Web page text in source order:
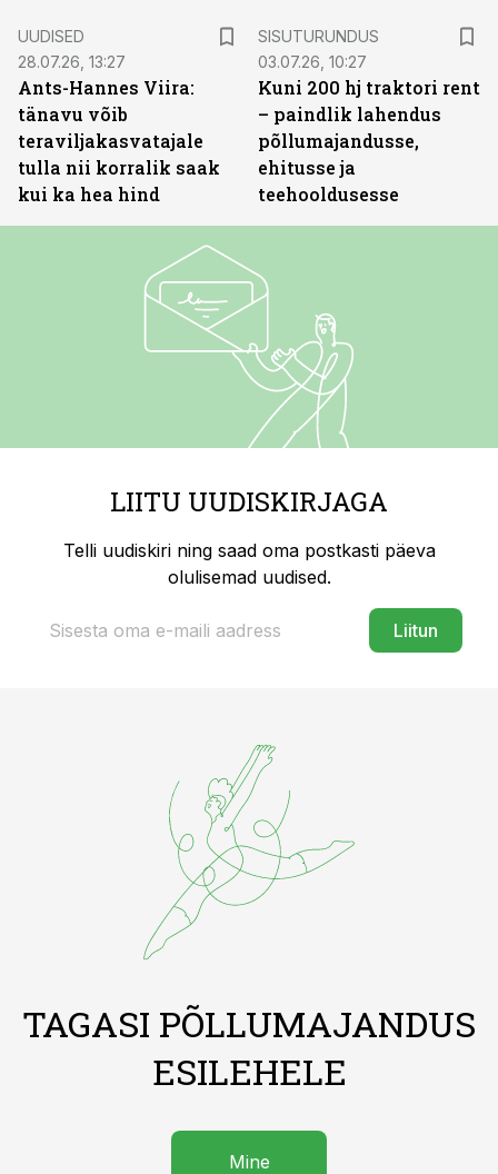
UUDISED
28.07.26, 13:27
Ants-Hannes Viira:
tänavu võib
teraviljakasvatajale
tulla nii korralik saak
kui ka hea hind
SISUTURUNDUS
03.07.26, 10:27
Kuni 200 hj traktori rent
– paindlik lahendus
põllumajandusse,
ehitusse ja
teehooldusesse
LIITU UUDISKIRJAGA
Telli uudiskiri ning saad oma postkasti päeva
olulisemad uudised.
Liitun
TAGASI PÕLLUMAJANDUS
ESILEHELE
Mine